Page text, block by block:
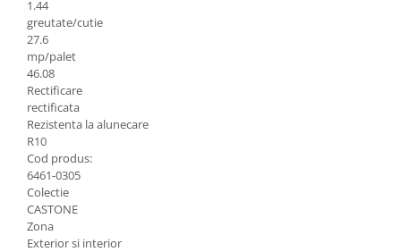
1.44
greutate/cutie
27.6
mp/palet
46.08
Rectificare
rectificata
Rezistenta la alunecare
R10
Cod produs:
6461-0305
Colectie
CASTONE
Zona
Exterior si interior